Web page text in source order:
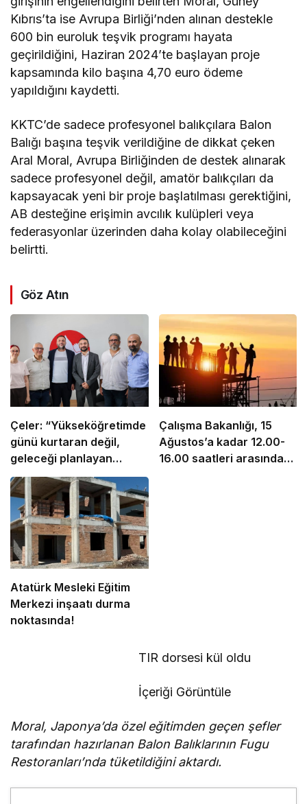
Kıbrıs’ta ise Avrupa Birliği’nden alınan destekle
600 bin euroluk teşvik programı hayata
geçirildiğini, Haziran 2024’te başlayan proje
kapsamında kilo başına 4,70 euro ödeme
yapıldığını kaydetti.
KKTC’de sadece profesyonel balıkçılara Balon
Balığı başına teşvik verildiğine de dikkat çeken
Aral Moral, Avrupa Birliğinden de destek alınarak
sadece profesyonel değil, amatör balıkçıları da
kapsayacak yeni bir proje başlatılması gerektiğini,
AB desteğine erişimin avcılık kulüpleri veya
federasyonlar üzerinden daha kolay olabileceğini
belirtti.
Göz Atın
Çeler: “Yükseköğretimde
günü kurtaran değil,
geleceği planlayan
politikalara ihtiyaç var”
Çalışma Bakanlığı, 15
Ağustos’a kadar 12.00-
16.00 saatleri arasında
Atatürk Mesleki Eğitim
Merkezi inşaatı durma
noktasında!
TIR dorsesi kül oldu
İçeriği Görüntüle
Moral, Japonya’da özel eğitimden geçen şefler
tarafından hazırlanan Balon Balıklarının Fugu
Restoranları’nda tüketildiğini aktardı.